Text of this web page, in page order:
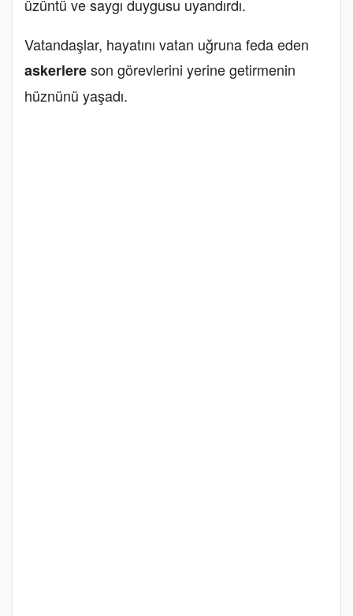
üzüntü ve saygı duygusu uyandırdı.
Vatandaşlar, hayatını vatan uğruna feda eden
askerlereson görevlerini yerine getirmenin
hüznünü yaşadı.